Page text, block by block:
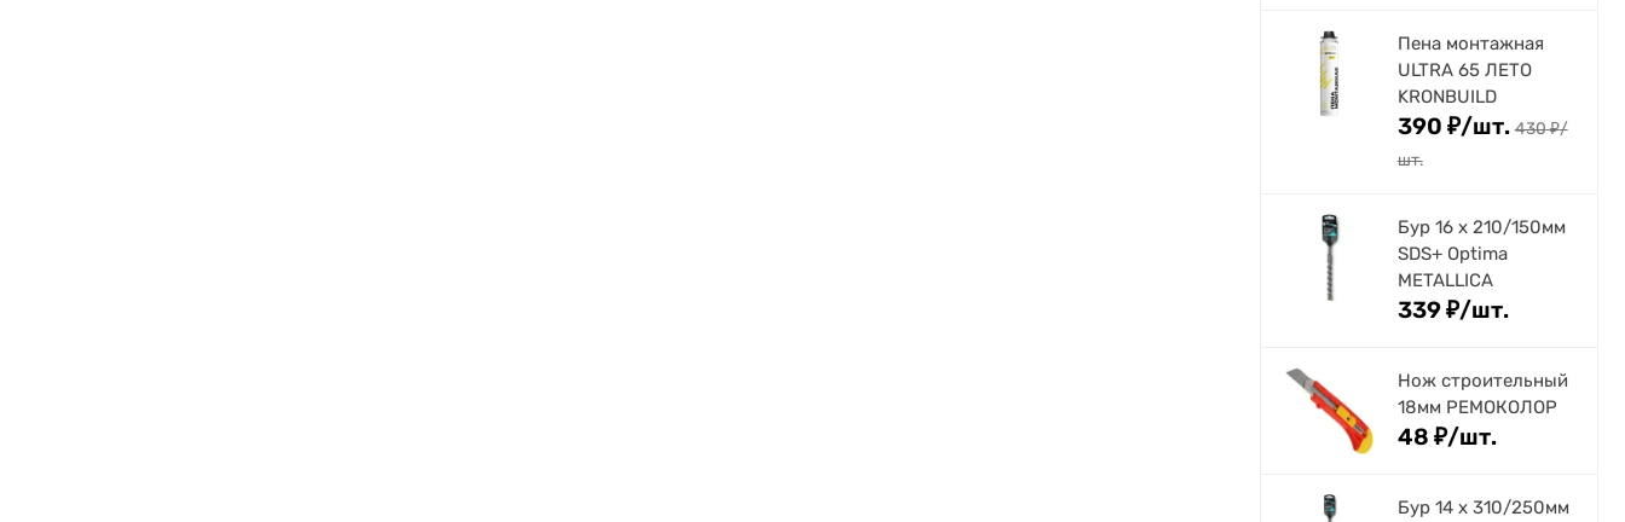
Пена монтажная
ULTRA 65 ЛЕТО
KRONBUILD
390 ₽/шт. 430₽/
шт.
Бур 16 х 210/150мм
SDS+ Optima
METALLICA
339₽/шт.
Нож строительный
18мм РЕМОКОЛОР
48 ₽/шт.
Бур 14 х 310/250мм